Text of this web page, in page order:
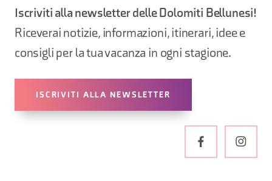
Iscriviti alla newsletter delle Dolomiti Bellunesi!
Riceverai notizie, informazioni, itinerari, idee e
consigli per la tua vacanza in ogni stagione.
ISCRIVITI ALLA NEWSLETTER